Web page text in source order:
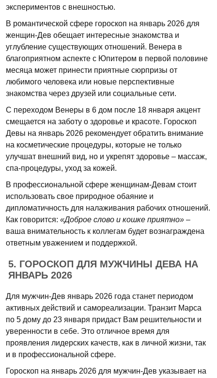
экспериментов с внешностью.
В романтической сфере гороскоп на январь 2026 для
женщин-Дев обещает интересные знакомства и
углубление существующих отношений. Венера в
благоприятном аспекте с Юпитером в первой половине
месяца может принести приятные сюрпризы от
любимого человека или новые перспективные
знакомства через друзей или социальные сети.
С переходом Венеры в 6 дом после 18 января акцент
смещается на заботу о здоровье и красоте. Гороскоп
Девы на январь 2026 рекомендует обратить внимание
на косметические процедуры, которые не только
улучшат внешний вид, но и укрепят здоровье – массаж,
спа-процедуры, уход за кожей.
В профессиональной сфере женщинам-Девам стоит
использовать свое природное обаяние и
дипломатичность для налаживания рабочих отношений.
Как говорится: «Доброе слово и кошке приятно» –
ваша внимательность к коллегам будет вознаграждена
ответным уважением и поддержкой.
5. ГОРОСКОП ДЛЯ МУЖЧИНЫ ДЕВА НА
ЯНВАРЬ 2026
Для мужчин-Дев январь 2026 года станет периодом
активных действий и самореализации. Транзит Марса
по 5 дому до 23 января придаст Вам решительности и
уверенности в себе. Это отличное время для
проявления лидерских качеств, как в личной жизни, так
и в профессиональной сфере.
Гороскоп на январь 2026 для мужчин-Дев указывает на